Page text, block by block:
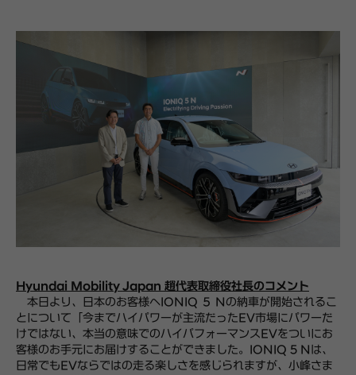
Hyundai Mobility Japan 趙代表取締役社長のコメント
本日より、日本のお客様へIONIQ ５ Nの納車が開始されるこ
とについて「今までハイパワーが主流だったEV市場にパワーだ
けではない、本当の意味でのハイパフォーマンスEVをついにお
客様のお手元にお届けすることができました。IONIQ 5 Nは、
日常でもEVならではの走る楽しさを感じられますが、小峰さま